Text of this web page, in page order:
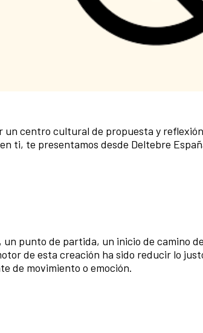
un centro cultural de propuesta y
ti, te presentamos desde Deltebre
punto de partida, un inicio de camino
de esta creación ha sido reducir lo
de movimiento o emoción.